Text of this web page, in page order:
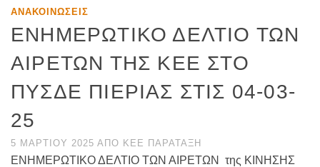
ΑΝΑΚΟΙΝΏΣΕΙΣ
ΕΝΗΜΕΡΩΤΙΚΟ ΔΕΛΤΙΟ ΤΩΝ
ΑΙΡΕΤΩΝ ΤΗΣ ΚΕΕ ΣΤΟ
ΠΥΣΔΕ ΠΙΕΡΙΑΣ ΣΤΙΣ 04-03-
25
5 ΜΑΡΤΊΟΥ 2025 ΑΠΌ ΚΕΕ ΠΑΡΆΤΑΞΗ
ΕΝΗΜΕΡΩΤΙΚΟ ΔΕΛΤΙΟ ΤΩΝ ΑΙΡΕΤΩΝ της ΚΙΝΗΣΗΣ